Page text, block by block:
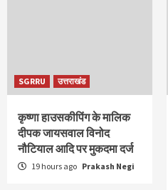
SGRRU उत्तराखंड
कृष्णा हाउसकीपिंग के मालिक
दीपक जायसवाल विनोद
नौटियाल आदि पर मुकदमा दर्ज
19 hours ago Prakash Negi